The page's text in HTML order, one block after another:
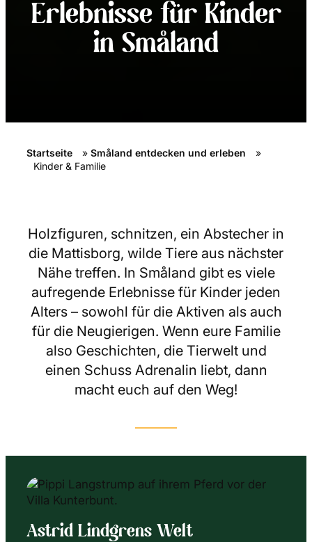
Erlebnisse für Kinder
in Småland
Startseite » Småland entdecken und erleben
»
Kinder & Familie
Holzfiguren, schnitzen, ein Abstecher in
die Mattisborg, wilde Tiere aus nächster
Nähe treffen. In Småland gibt es viele
aufregende Erlebnisse für Kinder jeden
Alters – sowohl für die Aktiven als auch
für die Neugierigen. Wenn eure Familie
also Geschichten, die Tierwelt und
einen Schuss Adrenalin liebt, dann
macht euch auf den Weg!
Astrid Lindgrens Welt